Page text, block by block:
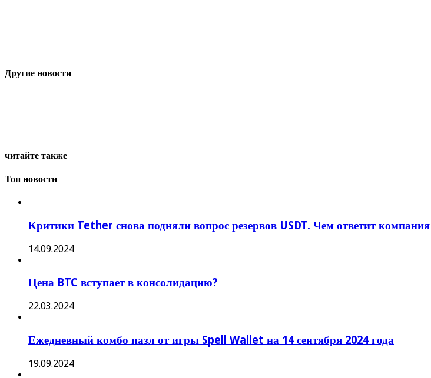
Другие новости
читайте также
Топ новости
Критики Tether снова подняли вопрос резервов USDT. Чем ответит компания
14.09.2024
Цена BTC вступает в консолидацию?
22.03.2024
Ежедневный комбо пазл от игры Spell Wallet на 14 сентября 2024 года
19.09.2024